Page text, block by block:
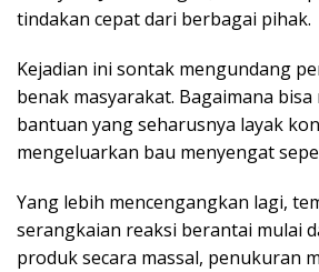
r
s
tindakan cepat dari berbagai pihak.
Kejadian ini sontak mengundang
benak masyarakat. Bagaimana
bantuan yang seharusnya layak
mengeluarkan bau menyengat
Yang lebih mencengangkan lagi,
serangkaian reaksi berantai mulai
produk secara massal, penukuran